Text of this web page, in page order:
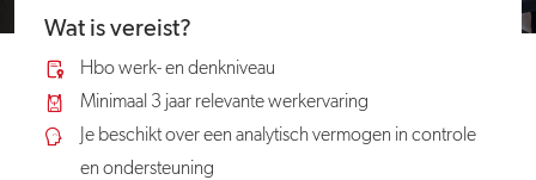
Wat is vereist?
Hbo werk- en denkniveau
Minimaal 3 jaar relevante werkervaring
Je beschikt over een analytisch vermogen in controle
en ondersteuning